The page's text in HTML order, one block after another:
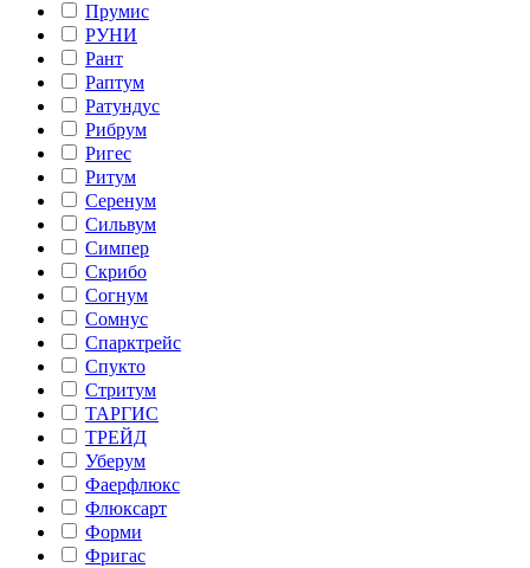
Прумис
РУНИ
Рант
Раптум
Ратундус
Рибрум
Ригес
Ритум
Серенум
Сильвум
Симпер
Скрибо
Согнум
Сомнус
Спарктрейс
Спукто
Стритум
ТАРГИС
ТРЕЙД
Уберум
Фаерфлюкс
Флюксарт
Форми
Фригас